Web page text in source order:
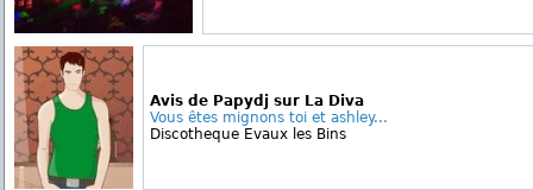
Avis de Papydj sur La Diva
Vous êtes mignons toi et ashley...
Discotheque Evaux les Bins